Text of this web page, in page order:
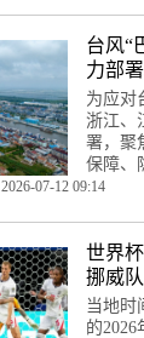
台风“
力部
为应对
浙江、
署，聚
保障、
2026-07-12 09:14
世界
挪威队
当地时
的